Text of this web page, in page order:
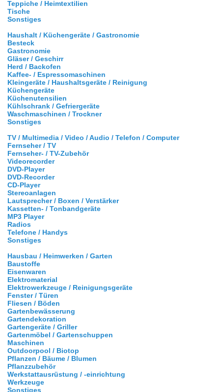
Teppiche / Heimtextilien
Tische
Sonstiges
Haushalt / Küchengeräte / Gastronomie
Besteck
Gastronomie
Gläser / Geschirr
Herd / Backofen
Kaffee- / Espressomaschinen
Kleingeräte / Haushaltsgeräte / Reinigung
Küchengeräte
Küchenutensilien
Kühlschrank / Gefriergeräte
Waschmaschinen / Trockner
Sonstiges
TV / Multimedia / Video / Audio / Telefon / Computer
Fernseher / TV
Fernseher- / TV-Zubehör
Videorecorder
DVD-Player
DVD-Recorder
CD-Player
Stereoanlagen
Lautsprecher / Boxen / Verstärker
Kassetten- / Tonbandgeräte
MP3 Player
Radios
Telefone / Handys
Sonstiges
Hausbau / Heimwerken / Garten
Baustoffe
Eisenwaren
Elektromaterial
Elektrowerkzeuge / Reinigungsgeräte
Fenster / Türen
Fliesen / Böden
Gartenbewässerung
Gartendekoration
Gartengeräte / Griller
Gartenmöbel / Gartenschuppen
Maschinen
Outdoorpool / Biotop
Pflanzen / Bäume / Blumen
Pflanzzubehör
Werkstattausrüstung / -einrichtung
Werkzeuge
Sonstiges